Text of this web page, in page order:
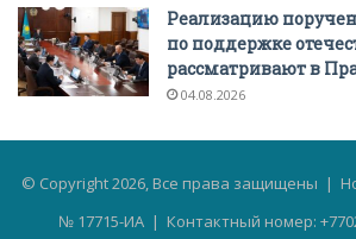
Реализацию
по поддержке
рассматривают в
04.08.2026
© Copyright 2026, Все права защищены |
№ 17715-ИА | Контактный номер: